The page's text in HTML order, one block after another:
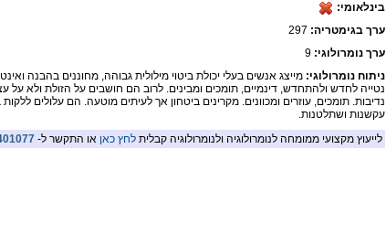
בינלאומי:
ערך בגימטריה:
ערך נומרולוגי: 9
ניתוח נומרולוגי: מייצג אנשים בעלי יכולת ביטוי מילולית גבוהה, מחוננים בהבנה
נטייה לחדש ולהתחדש, דינמיים, תומכים ומבינים. לרוב הם חושבים על הזולת ולא
נדיבות. תומכים, עוזרים ומכוונים. מקרינים ביטחון אך לעיתים מוטעה. הם עלולים
עקשנות ושתלטנות.
לייעוץ מקצועי ממומחה לנומרולוגיה ולנומרולוגיה קבלית לחץ כאן או התקשר ל-